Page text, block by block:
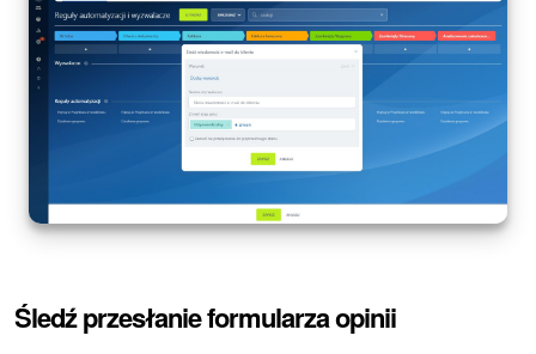
Śledź przesłanie formularza opinii